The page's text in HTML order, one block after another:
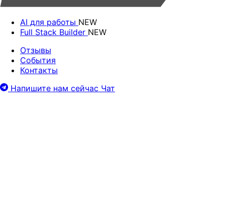
AI для работы NEW
Full Stack Builder NEW
Отзывы
События
Контакты
Напишите нам сейчас Чат